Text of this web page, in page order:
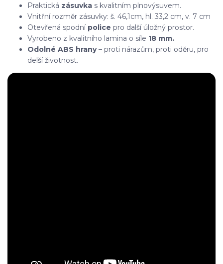
Praktická zásuvka s kvalitním plnovýsuvem.
Vnitřní rozměr zásuvky: š. 46,1cm, hl. 33,2 cm, v. 7 cm
Otevřená spodní police pro další úložný prostor.
Vyrobeno z kvalitního lamina o síle 18 mm.
Odolné ABS hrany– proti nárazům, proti oděru, pro
delší životnost.